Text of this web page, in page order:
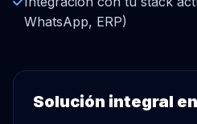
WhatsApp, ERP)
Solución integral